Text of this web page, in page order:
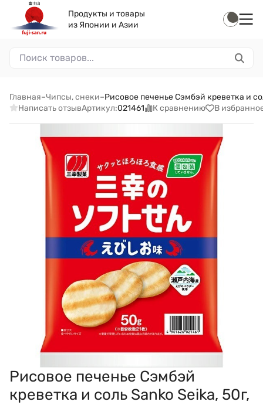
Продукты и товары
из Японии и Азии
Главная–Чипсы, снеки–Рисовое печенье Сэмбэй креветка и
Написать отзывАртикул:021461 К сравнению В
Рисовое печенье Сэмбэй
креветка и соль Sanko Seika, 50г,